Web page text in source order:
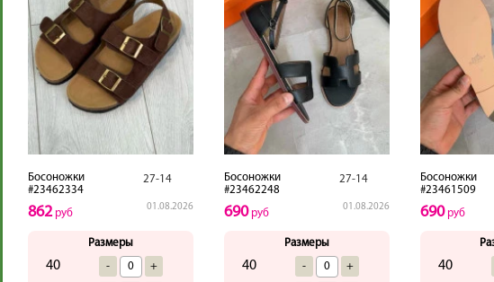
Босоножки
#23462334
27-14
01.08.2026
862руб
Размеры
40 - +
Босоножки
#23462248
27-14
01.08.2026
690руб
Размеры
40 - +
Босоножки
#23461509
690руб
40